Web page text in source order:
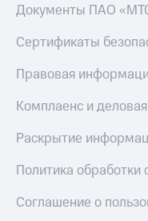
Документы ПАО
Сертификаты
Правовая
Комплаенс и
Раскрытие
Политика обработки
Соглашение о